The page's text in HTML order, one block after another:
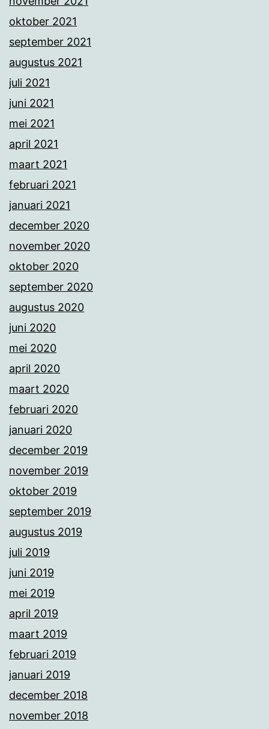
oktober 2021
september 2021
augustus 2021
juli 2021
juni 2021
mei 2021
april 2021
maart 2021
februari 2021
januari 2021
december 2020
november 2020
oktober 2020
september 2020
augustus 2020
juni 2020
mei 2020
april 2020
maart 2020
februari 2020
januari 2020
december 2019
november 2019
oktober 2019
september 2019
augustus 2019
juli 2019
juni 2019
mei 2019
april 2019
maart 2019
februari 2019
januari 2019
december 2018
november 2018